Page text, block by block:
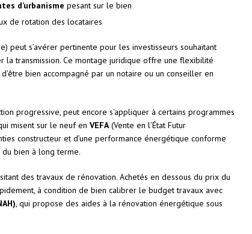
d’urbanisme pesant sur le bien
de rotation des locataires
peut s’avérer pertinente pour les investisseurs souhaitant
la transmission. Ce montage juridique offre une flexibilité
bien accompagné par un notaire ou un conseiller en
progressive, peut encore s’appliquer à certains programmes
misent sur le neuf en VEFA(Vente en l’État Futur
constructeur et d’une performance énergétique conforme
bien à long terme.
des travaux de rénovation. Achetés en dessous du prix du
à condition de bien calibrer le budget travaux avec
, qui propose des aides à la rénovation énergétique sous